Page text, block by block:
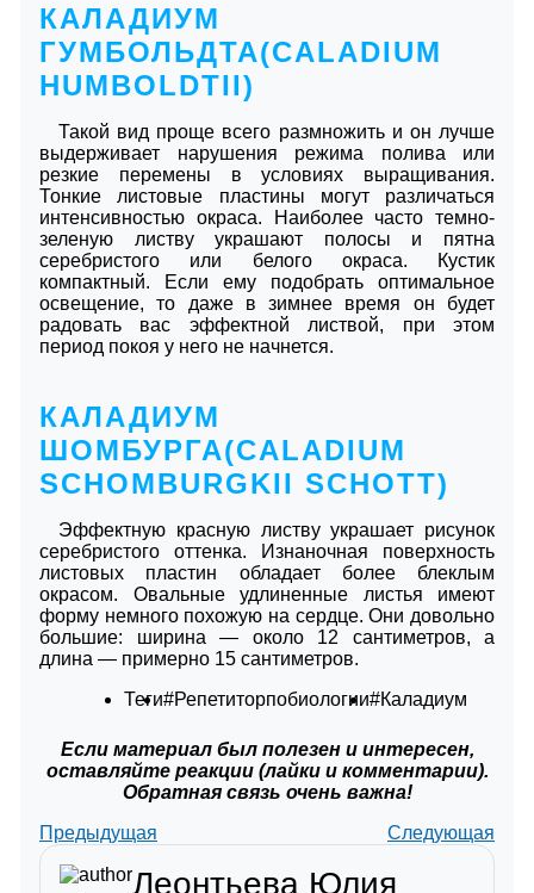
КАЛАДИУМ
ГУМБОЛЬДТА(CALADIUM
HUMBOLDTII)
Такой вид проще всего размножить и он лучше
выдерживает нарушения режима полива или
резкие перемены в условиях выращивания.
Тонкие листовые пластины могут различаться
интенсивностью окраса. Наиболее часто темно-
зеленую листву украшают полосы и пятна
серебристого или белого окраса. Кустик
компактный. Если ему подобрать оптимальное
освещение, то даже в зимнее время он будет
радовать вас эффектной листвой, при этом
период покоя у него не начнется.
КАЛАДИУМ
ШОМБУРГА(CALADIUM
SCHOMBURGKII SCHOTT)
Эффектную красную листву украшает рисунок
серебристого оттенка. Изнаночная поверхность
листовых пластин обладает более блеклым
окрасом. Овальные удлиненные листья имеют
форму немного похожую на сердце. Они довольно
большие: ширина — около 12 сантиметров, а
длина — примерно 15 сантиметров.
Теги#Репетиторпобиологии#Каладиум
Если материал был полезен и интересен,
оставляйте реакции (лайки и комментарии).
Обратная связь очень важна!
Предыдущая
Следующая
Леонтьева Юлия